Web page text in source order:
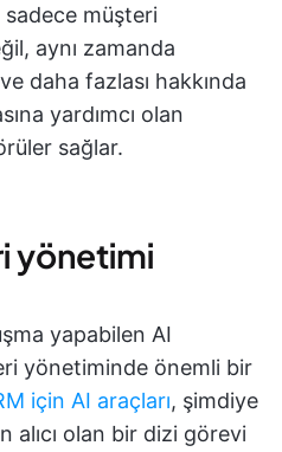
sadece müşteri
aynı zamanda
daha fazlası hakkında
yardımcı olan
sağlar.
yönetimi
yapabilen AI
yönetiminde önemli bir
için AI araçları, şimdiye
alıcı olan bir dizi görevi